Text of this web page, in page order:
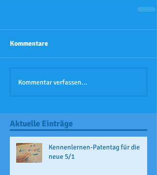
Kommentare
Kommentar verfassen...
Aktuelle Einträge
Kennenlernen-Patentag für die
neue 5/1